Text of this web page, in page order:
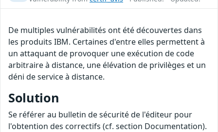
De multiples vulnérabilités ont été découvertes dans
les produits IBM. Certaines d'entre elles permettent à
un attaquant de provoquer une exécution de code
arbitraire à distance, une élévation de privilèges et un
déni de service à distance.
Solution
Se référer au bulletin de sécurité de l'éditeur pour
l'obtention des correctifs (cf. section Documentation).